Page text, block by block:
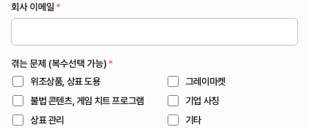
회사 이메일 *
겪는 문제 (복수선택 가능) *
위조상품, 상표 도용
그레이마켓
불법 콘텐츠, 게임 치트 프로그램
기업 사칭
상표 관리
기타